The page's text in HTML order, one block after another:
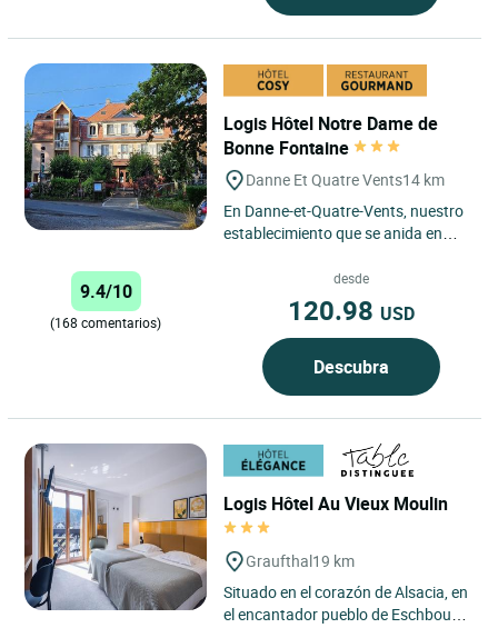
Logis Hôtel Notre Dame de
Bonne Fontaine
Danne Et Quatre Vents14 km
En Danne-et-Quatre-Vents, nuestro
establecimiento que se anida en
regional de los Vosgos del...
9.4/10
(168 comentarios)
desde
120.98 USD
Descubra
Logis Hôtel Au Vieux Moulin
Graufthal19 km
Situado en el corazón de Alsacia, en
el encantador pueblo de Eschbourg,